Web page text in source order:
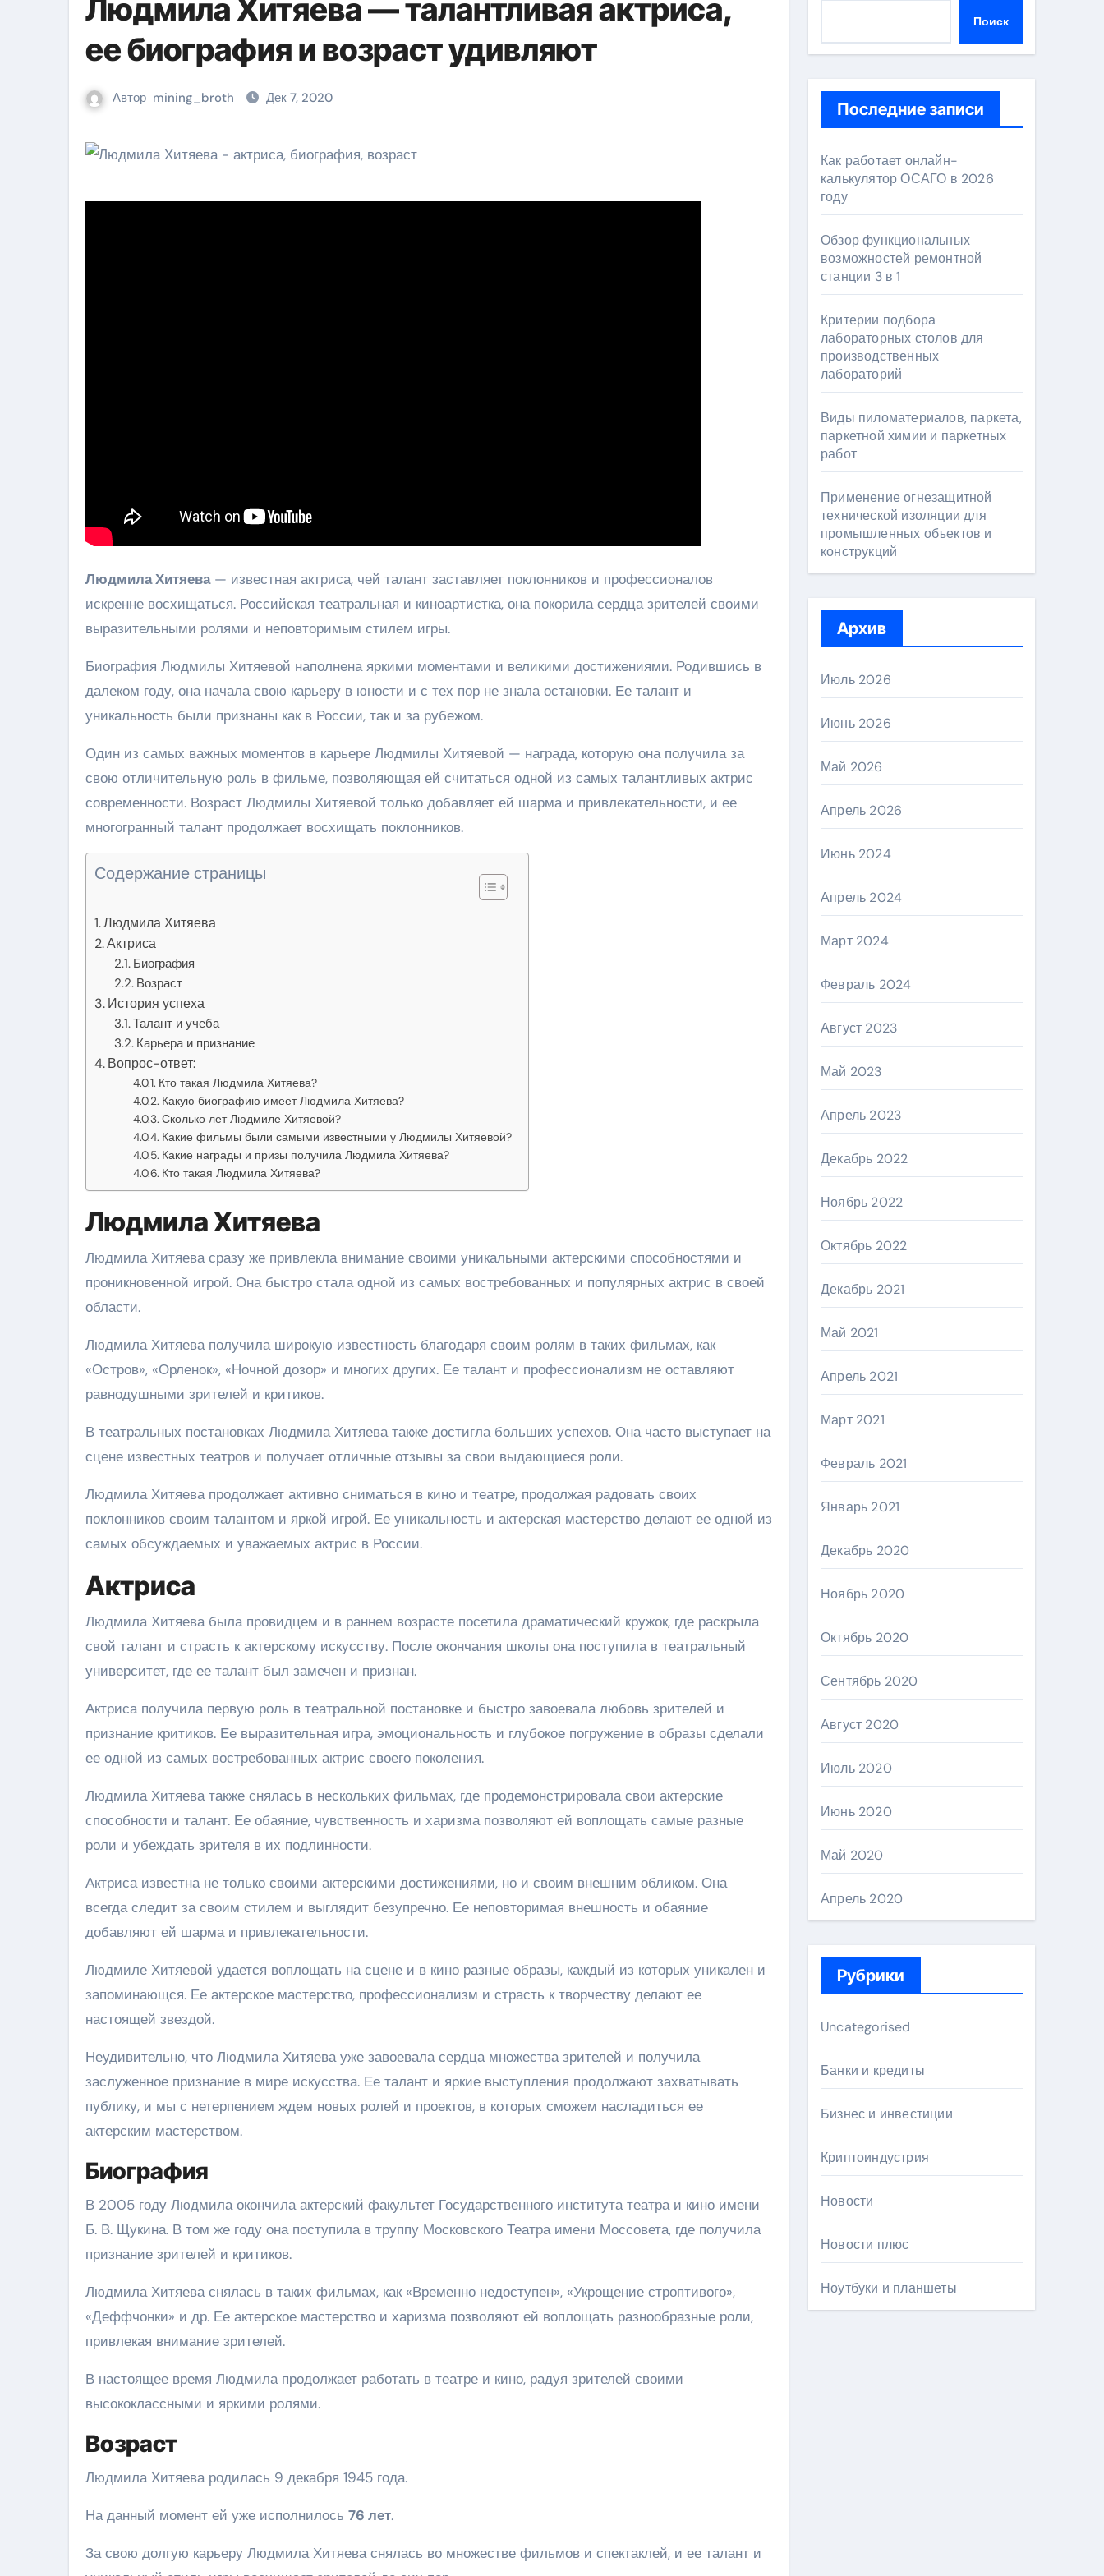
Людмила Хитяева — талантливая актриса,
ее биография и возраст удивляют
Автор mining_broth Дек 7, 2020
Людмила Хитяева— известная актриса, чей талант заставляет поклонников и профессионалов
искренне восхищаться. Российская театральная и киноартистка, она покорила сердца зрителей своими
выразительными ролями и неповторимым стилем игры.
Биография Людмилы Хитяевой наполнена яркими моментами и великими достижениями. Родившись в
далеком году, она начала свою карьеру в юности и с тех пор не знала остановки. Ее талант и
уникальность были признаны как в России, так и за рубежом.
Один из самых важных моментов в карьере Людмилы Хитяевой — награда, которую она получила за
свою отличительную роль в фильме, позволяющая ей считаться одной из самых талантливых актрис
современности. Возраст Людмилы Хитяевой только добавляет ей шарма и привлекательности, и ее
многогранный талант продолжает восхищать поклонников.
Содержание страницы
Людмила Хитяева
Актриса
Биография
Возраст
История успеха
Талант и учеба
Карьера и признание
Вопрос-ответ:
Кто такая Людмила Хитяева?
Какую биографию имеет Людмила Хитяева?
Сколько лет Людмиле Хитяевой?
Какие фильмы были самыми известными у Людмилы Хитяевой?
Какие награды и призы получила Людмила Хитяева?
Кто такая Людмила Хитяева?
Людмила Хитяева
Людмила Хитяева сразу же привлекла внимание своими уникальными актерскими способностями и
проникновенной игрой. Она быстро стала одной из самых востребованных и популярных актрис в своей
области.
Людмила Хитяева получила широкую известность благодаря своим ролям в таких фильмах, как
«Остров», «Орленок», «Ночной дозор» и многих других. Ее талант и профессионализм не оставляют
равнодушными зрителей и критиков.
В театральных постановках Людмила Хитяева также достигла больших успехов. Она часто выступает на
сцене известных театров и получает отличные отзывы за свои выдающиеся роли.
Людмила Хитяева продолжает активно сниматься в кино и театре, продолжая радовать своих
поклонников своим талантом и яркой игрой. Ее уникальность и актерская мастерство делают ее одной из
самых обсуждаемых и уважаемых актрис в России.
Актриса
Людмила Хитяева была провидцем и в раннем возрасте посетила драматический кружок, где раскрыла
свой талант и страсть к актерскому искусству. После окончания школы она поступила в театральный
университет, где ее талант был замечен и признан.
Актриса получила первую роль в театральной постановке и быстро завоевала любовь зрителей и
признание критиков. Ее выразительная игра, эмоциональность и глубокое погружение в образы сделали
ее одной из самых востребованных актрис своего поколения.
Людмила Хитяева также снялась в нескольких фильмах, где продемонстрировала свои актерские
способности и талант. Ее обаяние, чувственность и харизма позволяют ей воплощать самые разные
роли и убеждать зрителя в их подлинности.
Актриса известна не только своими актерскими достижениями, но и своим внешним обликом. Она
всегда следит за своим стилем и выглядит безупречно. Ее неповторимая внешность и обаяние
добавляют ей шарма и привлекательности.
Людмиле Хитяевой удается воплощать на сцене и в кино разные образы, каждый из которых уникален и
запоминающся. Ее актерское мастерство, профессионализм и страсть к творчеству делают ее
настоящей звездой.
Неудивительно, что Людмила Хитяева уже завоевала сердца множества зрителей и получила
заслуженное признание в мире искусства. Ее талант и яркие выступления продолжают захватывать
публику, и мы с нетерпением ждем новых ролей и проектов, в которых сможем насладиться ее
актерским мастерством.
Биография
В 2005 году Людмила окончила актерский факультет Государственного института театра и кино имени
Б. В. Щукина. В том же году она поступила в труппу Московского Театра имени Моссовета, где получила
признание зрителей и критиков.
Людмила Хитяева снялась в таких фильмах, как «Временно недоступен», «Укрощение строптивого»,
«Деффчонки» и др. Ее актерское мастерство и харизма позволяют ей воплощать разнообразные роли,
привлекая внимание зрителей.
В настоящее время Людмила продолжает работать в театре и кино, радуя зрителей своими
высококлассными и яркими ролями.
Возраст
Людмила Хитяева родилась 9 декабря 1945 года.
На данный момент ей уже исполнилось 76 лет.
За свою долгую карьеру Людмила Хитяева снялась во множестве фильмов и спектаклей, и ее талант и
Поиск
Последние записи
Как работает онлайн-
калькулятор ОСАГО в 2026
году
Обзор функциональных
возможностей ремонтной
станции 3 в 1
Критерии подбора
лабораторных столов для
производственных
лабораторий
Виды пиломатериалов, паркета,
паркетной химии и паркетных
работ
Применение огнезащитной
технической изоляции для
промышленных объектов и
конструкций
Архив
Июль 2026
Июнь 2026
Май 2026
Апрель 2026
Июнь 2024
Апрель 2024
Март 2024
Февраль 2024
Август 2023
Май 2023
Апрель 2023
Декабрь 2022
Ноябрь 2022
Октябрь 2022
Декабрь 2021
Май 2021
Апрель 2021
Март 2021
Февраль 2021
Январь 2021
Декабрь 2020
Ноябрь 2020
Октябрь 2020
Сентябрь 2020
Август 2020
Июль 2020
Июнь 2020
Май 2020
Апрель 2020
Рубрики
Uncategorised
Банки и кредиты
Бизнес и инвестиции
Криптоиндустрия
Новости
Новости плюс
Ноутбуки и планшеты